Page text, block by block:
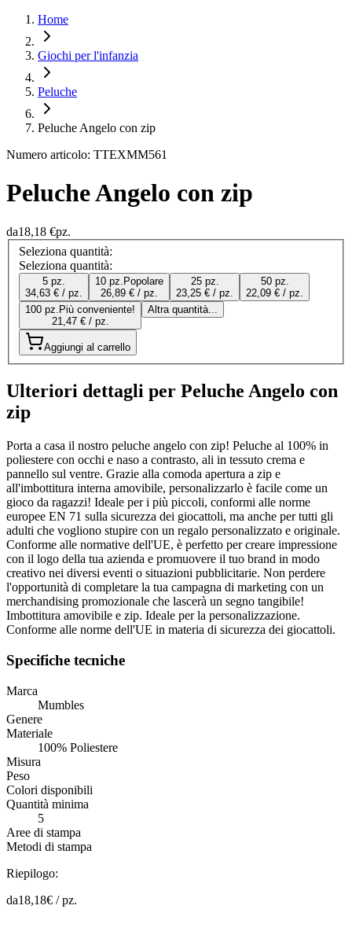
Home
Giochi per l'infanzia
Peluche
Peluche Angelo con zip
Numero articolo: TTEXMM561
Peluche Angelo con zip
da18,18 €pz.
Seleziona quantità:
Seleziona quantità:
5 pz.
34,63 € / pz.
10 pz. Popolare
26,89 € / pz.
25 pz.
23,25 € / pz.
50 pz.
22,09 € / pz.
100 pz. Più conveniente!
21,47 € / pz.
Altra quantità...
Aggiungi al carrello
Ulteriori dettagli per Peluche Angelo con
zip
Porta a casa il nostro peluche angelo con zip! Peluche al 100% in
poliestere con occhi e naso a contrasto, ali in tessuto crema e
pannello sul ventre. Grazie alla comoda apertura a zip e
all'imbottitura interna amovibile, personalizzarlo è facile come un
gioco da ragazzi! Ideale per i più piccoli, conformi alle norme
europee EN 71 sulla sicurezza dei giocattoli, ma anche per tutti gli
adulti che vogliono stupire con un regalo personalizzato e originale.
Conforme alle normative dell'UE, è perfetto per creare impressione
con il logo della tua azienda e promuovere il tuo brand in modo
creativo nei diversi eventi o situazioni pubblicitarie. Non perdere
l'opportunità di completare la tua campagna di marketing con un
merchandising promozionale che lascerà un segno tangibile!
Imbottitura amovibile e zip. Ideale per la personalizzazione.
Conforme alle norme dell'UE in materia di sicurezza dei giocattoli.
Specifiche tecniche
Marca
Mumbles
Genere
Materiale
100% Poliestere
Misura
Peso
Colori disponibili
Quantità minima
5
Aree di stampa
Metodi di stampa
Riepilogo:
da18,18€ /pz.